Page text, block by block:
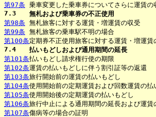
第97条 乗車変更した乗車券についてさらに運賃
7.3
無札および乗車券の不正使用
第98条 無札旅客に対する運賃・増運賃の収受
第99条 無札旅客の乗車駅不明の場合
第100条定期券不正使用旅客に対する運賃・増運賃
7.4
払いもどしおよび通用期間の延長
第101条払いもどし請求権行使の期限
第102条運賃の払いもどしに伴う割引証等の返還
第103条旅行開始前の運賃の払いもどし
第104条使用開始前の定期運賃および回数運賃の払
第105条使用開始後の定期運賃の払いもどし
第106条旅行中止による通用期間の延長および運賃
第107条傷病等の場合の証明